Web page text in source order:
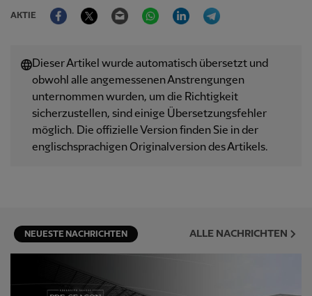
AKTIE
FacebookTwitter Email WhatsAppLinkedIn
Dieser Artikel wurde automatisch übersetzt und
obwohl alle angemessenen Anstrengungen
unternommen wurden, um die Richtigkeit
sicherzustellen, sind einige Übersetzungsfehler
möglich. Die offizielle Version finden Sie in der
englischsprachigen Originalversion des Artikels.
NEUESTE NACHRICHTEN ALLE NACHRICHTEN